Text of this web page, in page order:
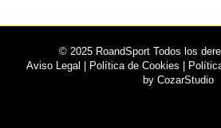
© 2025 RoandSport Todos los
Aviso Legal
Política de Cookies
byCozarStudio